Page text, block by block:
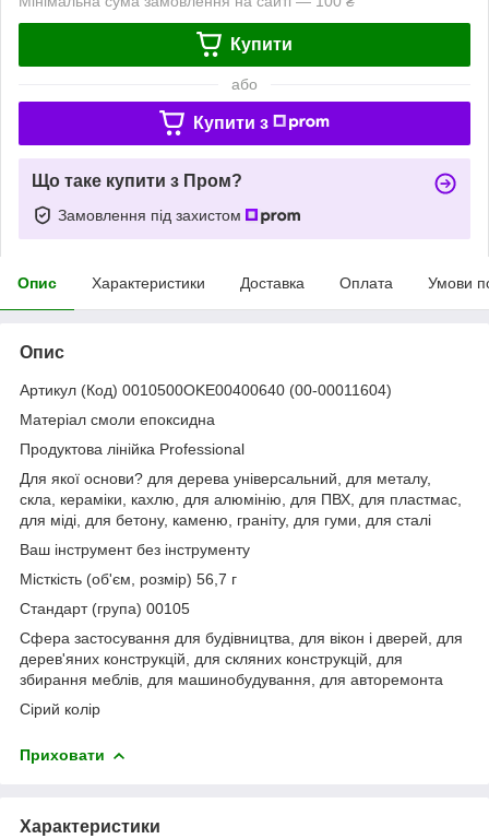
Купити
або
Купити з
Що таке купити з Пром?
Замовлення під захистом
Опис Характеристики Доставка Оплата Умови
Опис
Артикул (Код) 0010500OKE00400640 (00-00011604)
Матеріал смоли епоксидна
Продуктова лінійка Professional
Для якої основи? для дерева універсальний, для металу,
скла, кераміки, кахлю, для алюмінію, для ПВХ, для пластмас,
для міді, для бетону, каменю, граніту, для гуми, для сталі
Ваш інструмент без інструменту
Місткість (об'єм, розмір) 56,7 г
Стандарт (група) 00105
Сфера застосування для будівництва, для вікон і дверей, для
дерев'яних конструкцій, для скляних конструкцій, для
збирання меблів, для машинобудування, для авторемонта
Сірий колір
Приховати
Характеристики